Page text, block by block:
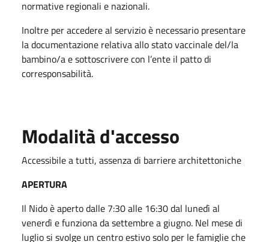
normative regionali e nazionali.
Inoltre per accedere al servizio è necessario presentare
la documentazione relativa allo stato vaccinale del/la
bambino/a e sottoscrivere con l’ente il patto di
corresponsabilità.
Modalità d'accesso
Accessibile a tutti, assenza di barriere architettoniche
APERTURA
Il Nido è aperto dalle 7:30 alle 16:30 dal lunedì al
venerdì e funziona da settembre a giugno. Nel mese di
luglio si svolge un centro estivo solo per le famiglie che